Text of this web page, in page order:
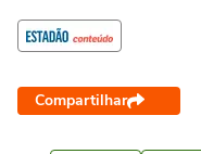
Compartilhar